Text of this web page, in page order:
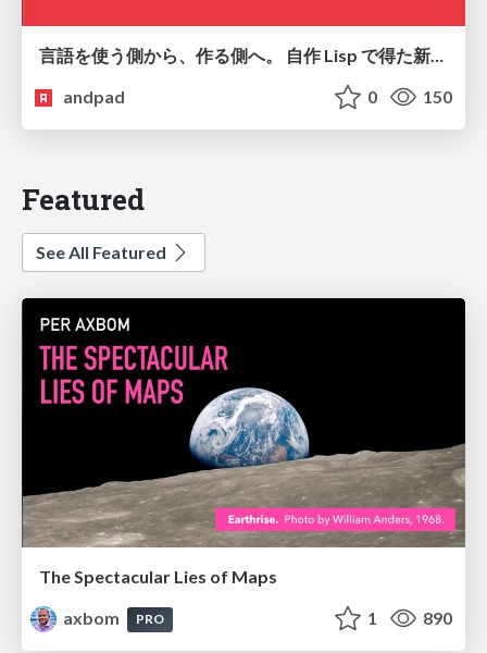
言語を使う側から、作る側へ。 自作 Lisp で得た新たな気づき。
andpad
0 150
Featured
See All Featured
The Spectacular Lies of Maps
axbom
PRO 1 890